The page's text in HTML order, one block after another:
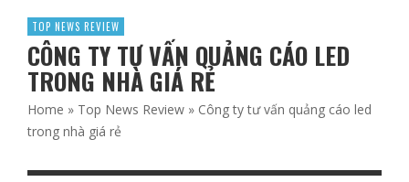
TOP NEWS REVIEW
CÔNG TY TƯ VẤN QUẢNG CÁO LED
TRONG NHÀ GIÁ RẺ
Home » Top News Review » Công ty tư vấn quảng cáo led
trong nhà giá rẻ